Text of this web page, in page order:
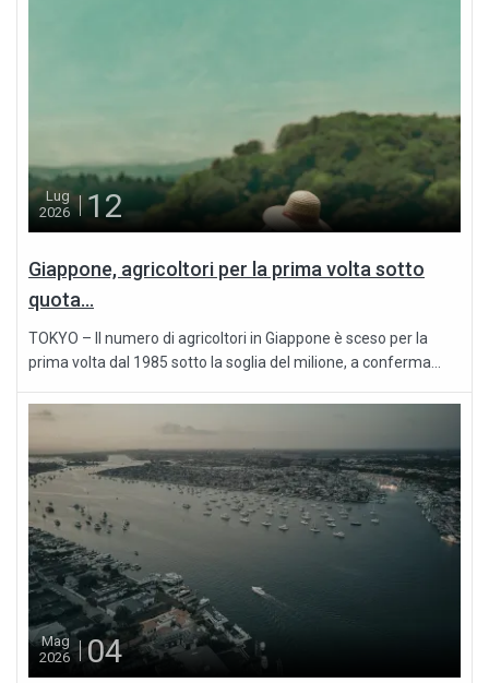
Lug
2026
12
Giappone, agricoltori per la prima volta sotto
quota...
TOKYO – Il numero di agricoltori in Giappone è sceso per la
prima volta dal 1985 sotto la soglia del milione, a conferma...
Mag
2026
04